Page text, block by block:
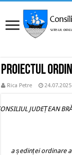
Proiectul ordinii
Rica Petre 24.07.2025
a ședinței ordinare